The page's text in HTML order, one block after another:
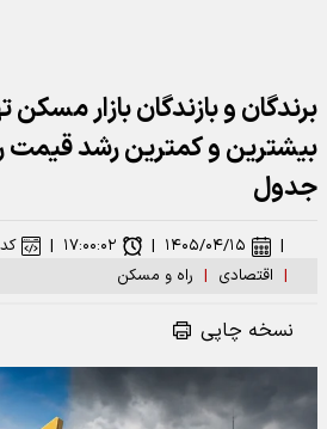
برندگان و بازندگان بازار
بیشترین و کمترین رشد قیمت
جدول
| اقتصادی | راه و مسکن
| ۱۴۰۵/۰۴/۱۵ | ۱۷:۰۰:۰۲ |
نسخه چاپی